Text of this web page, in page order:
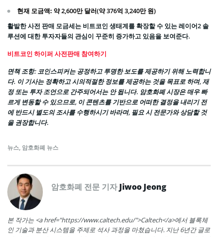
현재 모금액: 약 2,600만 달러(약 376억 3,240만 원)
활발한 사전 판매 모금세는 비트코인 생태계를 확장할 수 있는 레이어2 솔
루션에 대한 투자자들의 관심이 꾸준히 증가하고 있음을 보여준다.
비트코인 하이퍼 사전판매 참여하기
면책 조항: 코인스피커는 공정하고 투명한 보도를 제공하기 위해 노력합니
다. 이 기사는 정확하고 시의적절한 정보를 제공하는 것을 목표로 하며, 재
정 또는 투자 조언으로 간주되어서는 안 됩니다. 암호화폐 시장은 매우 빠
르게 변동할 수 있으므로, 이 콘텐츠를 기반으로 어떠한 결정을 내리기 전
에 반드시 별도의 조사를 수행하시기 바라며, 필요 시 전문가와 상담할 것
을 권장합니다.
뉴스, 암호화폐 뉴스
암호화폐 전문 기자Jiwoo Jeong
본 작가는 <a href="https://www.caltech.edu/">Caltech</a>에서 블록체
인 기술과 분산 시스템을 주제로 석사 과정을 마쳤습니다. 지난 6년간 글로